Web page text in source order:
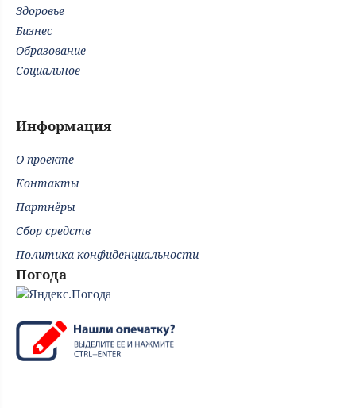
Здоровье
Бизнес
Образование
Социальное
Информация
О проекте
Контакты
Партнёры
Сбор средств
Политика конфиденциальности
Погода